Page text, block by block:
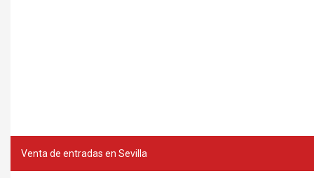
Venta de entradas en Sevilla